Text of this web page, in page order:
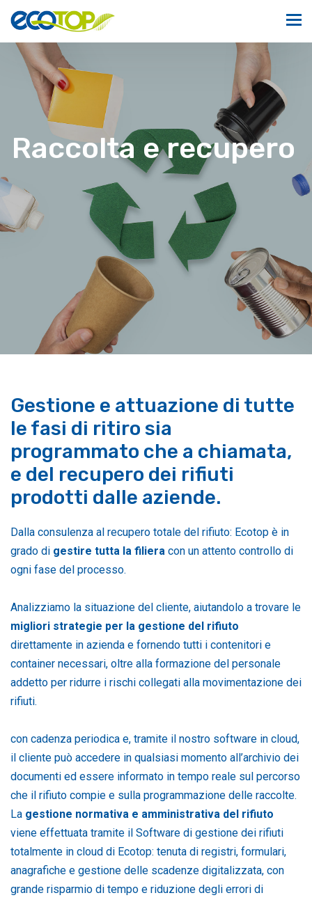
Raccolta e recupero
Gestione e attuazione di tutte
le fasi di ritiro sia
programmato che a chiamata,
e del recupero dei rifiuti
prodotti dalle aziende.
Dalla consulenza al recupero totale del rifiuto: Ecotop è in
grado di gestire tutta la filiera con un attento controllo di
ogni fase del processo.
Analizziamo la situazione del cliente, aiutandolo a trovare le
migliori strategie per la gestione del rifiuto
direttamente in azienda e fornendo tutti i contenitori e
container necessari, oltre alla formazione del personale
addetto per ridurre i rischi collegati alla movimentazione dei
rifiuti.
con cadenza periodica e, tramite il nostro software in cloud,
il cliente può accedere in qualsiasi momento all’archivio dei
documenti ed essere informato in tempo reale sul percorso
che il rifiuto compie e sulla programmazione delle raccolte.
La gestione normativa e amministrativa del rifiuto
viene effettuata tramite il Software di gestione dei rifiuti
totalmente in cloud di Ecotop: tenuta di registri, formulari,
anagrafiche e gestione delle scadenze digitalizzata, con
grande risparmio di tempo e riduzione degli errori di